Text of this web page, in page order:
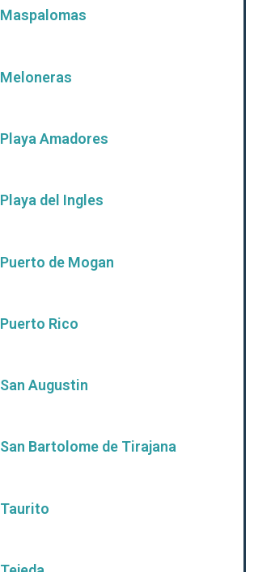
Maspalomas
Meloneras
Playa Amadores
Playa del Ingles
Puerto de Mogan
Puerto Rico
San Augustin
San Bartolome de Tirajana
Taurito